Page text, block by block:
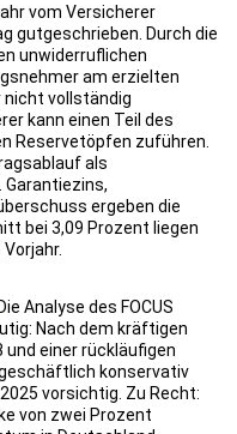
vom Versicherer
gutgeschrieben. Durch die
unwiderruflichen
am erzielten
nicht vollständig
kann einen Teil des
Reservetöpfen zuführen.
als
ergeben die
bei 3,09 Prozent liegen
Analyse des FOCUS
Nach dem kräftigen
einer rückläufigen
konservativ
vorsichtig. Zu Recht:
von zwei Prozent